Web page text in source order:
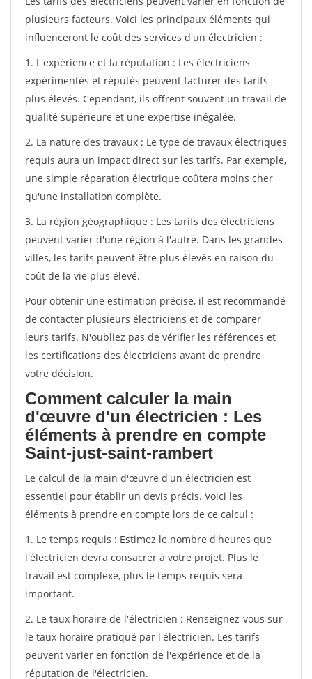
plusieurs facteurs. Voici les principaux éléments qui
influenceront le coût des services d'un électricien :
1. L'expérience et la réputation : Les électriciens
expérimentés et réputés peuvent facturer des tarifs
plus élevés. Cependant, ils offrent souvent un travail de
qualité supérieure et une expertise inégalée.
2. La nature des travaux : Le type de travaux électriques
requis aura un impact direct sur les tarifs. Par exemple,
une simple réparation électrique coûtera moins cher
qu'une installation complète.
3. La région géographique : Les tarifs des électriciens
peuvent varier d'une région à l'autre. Dans les grandes
villes, les tarifs peuvent être plus élevés en raison du
coût de la vie plus élevé.
Pour obtenir une estimation précise, il est recommandé
de contacter plusieurs électriciens et de comparer
leurs tarifs. N'oubliez pas de vérifier les références et
les certifications des électriciens avant de prendre
votre décision.
Comment calculer la main
d'œuvre d'un électricien : Les
éléments à prendre en compte
Saint-just-saint-rambert
Le calcul de la main d'œuvre d'un électricien est
essentiel pour établir un devis précis. Voici les
éléments à prendre en compte lors de ce calcul :
1. Le temps requis : Estimez le nombre d'heures que
l'électricien devra consacrer à votre projet. Plus le
travail est complexe, plus le temps requis sera
important.
2. Le taux horaire de l'électricien : Renseignez-vous sur
le taux horaire pratiqué par l'électricien. Les tarifs
peuvent varier en fonction de l'expérience et de la
réputation de l'électricien.